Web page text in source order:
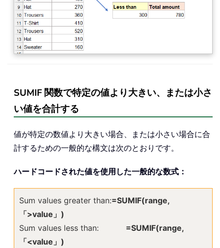
SUMIF 関数で特定の値より大きい、または小さ
い値を合計する
値が特定の数値より大きい場合、または小さい場合に合
計するための一般的な構文は次のとおりです。
ハードコードされた値を使用した一般的な数式：
Sum values greater than:=SUMIF(range,
「>value」)
Sum values less than: =SUMIF(range,
「<value」)